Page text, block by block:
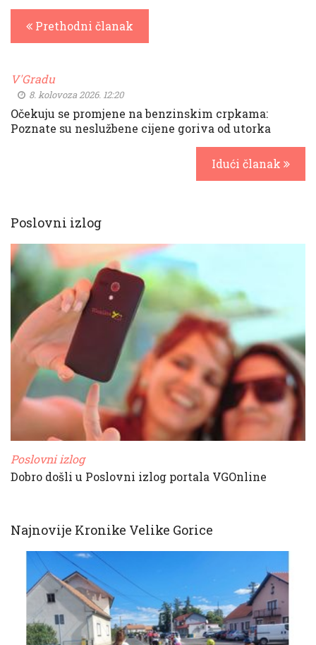
Prethodni članak
V'Gradu
8. kolovoza 2026. 12:20
Očekuju se promjene na benzinskim crpkama:
Poznate su neslužbene cijene goriva od utorka
Idući članak
Poslovni izlog
Poslovni izlog
Dobro došli u Poslovni izlog portala VGOnline
Najnovije Kronike Velike Gorice